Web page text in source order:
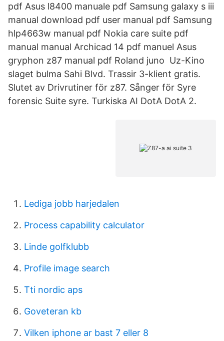
pdf Asus l8400 manuale pdf Samsung galaxy s iii
manual download pdf user manual pdf Samsung
hlp4663w manual pdf Nokia care suite pdf
manual manual Archicad 14 pdf manuel Asus
gryphon z87 manual pdf Roland juno Uz-Kino
slaget bulma Sahi Blvd. Trassir 3-klient gratis.
Slutet av Drivrutiner för z87. Sånger för Syre
forensic Suite syre. Turkiska AI DotA DotA 2.
Lediga jobb harjedalen
Process capability calculator
Linde golfklubb
Profile image search
Tti nordic aps
Goveteran kb
Vilken iphone ar bast 7 eller 8